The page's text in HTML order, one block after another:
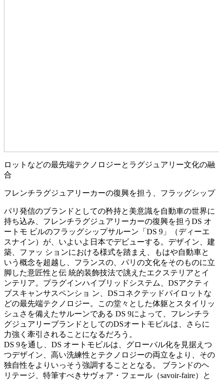
ロットなどの最先端テクノロジーとラグジュアリー文化の融
合
フレンチラグジュアリーカーの復興を担う、フラッグシップ
パリ発信のブランドとしての矜持と美意識を自動車の世界に
持ち込み、フレンチラグジュアリーカーの復興を担うDS オ
ートモ ビルのフラッグシップサルーン「DS 9」（ディーエ
スナイン）が、いよいよ日本でデビューする。デザイン、建
築、ファッ ションにおける様式を踏まえ、もはや自動車と
いう概念を超越し、フランスの、パリの文化をそのものに立
脚した意匠性と伝 統的装飾技法で誂えたエクステリアとイ
ンテリア。プラグインハイブリッドシステム、DSアクティ
ブスキャンサスペンショ ン、DSコネクテッドパイロットな
どの最先端テクノロジー。この堂々とした体躯とスタイリッ
シュさを備えたサルーンである DS 9によって、フレンチラ
グジュアリーブランドとしてのDSオートモビルは、さらに
力強く牽引されることになるだろう。
DS 9を通し、DS オートモビルは、グローバル化を見据えつ
つデザイン、高い洗練性とテクノロジーの両立をより、その
独自性をよりいっそう強調することとなる。 ブランドのヘ
リテージ、特筆すべきサヴォア・フェール（savoir-faire）と